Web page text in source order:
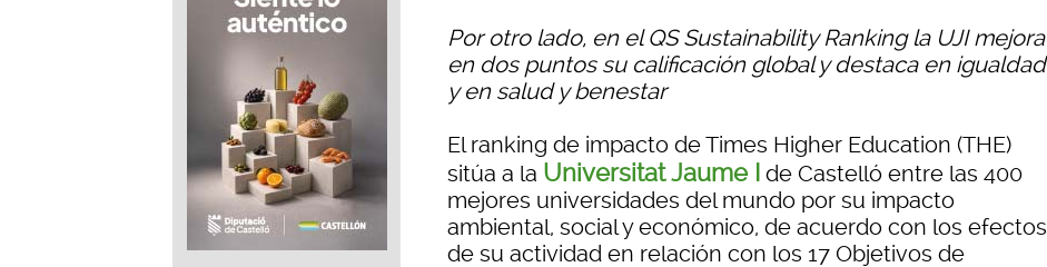
Por otro lado, en el QS Sustainability Ranking la UJI mejora
en dos puntos su calificación global y destaca en igualdad
y en salud y benestar
El ranking de impacto de Times Higher Education (THE)
sitúa a la Universitat Jaume I
de Castelló entre las 400
mejores universidades del mundo por su impacto
ambiental, social y económico, de acuerdo con los efectos
de su actividad en relación con los 17 Objetivos de